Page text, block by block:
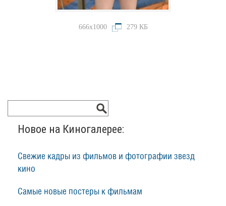
666x1000 279 КБ
Новое на Киногалерее:
Свежие кадры из фильмов и фотографии звезд
кино
Самые новые постеры к фильмам